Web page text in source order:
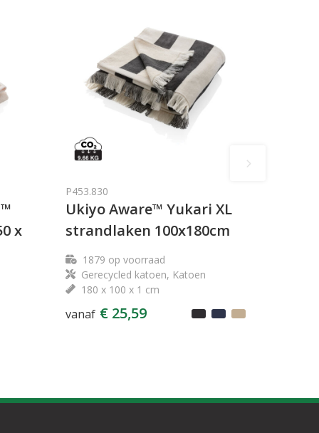
x
P453.830
Ukiyo Aware™ Yukari XL
strandlaken 100x180cm
1879 op voorraad
Gerecycled katoen, Katoen
180 x 100 x 1 cm
vanaf € 25,59